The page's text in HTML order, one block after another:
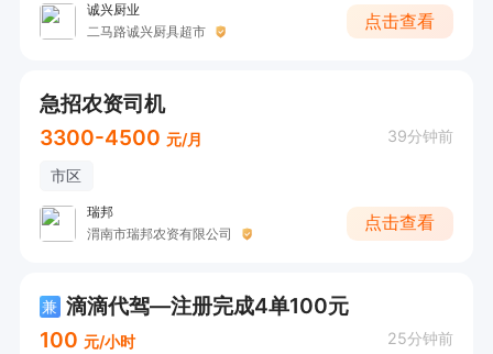
诚兴厨业
二马路诚兴厨具超市
点击查看
急招农资司机
3300-4500 元/月 39分钟前
市区
瑞邦
渭南市瑞邦农资有限公司
点击查看
兼 滴滴代驾—注册完成4单100元
100 元/小时 25分钟前